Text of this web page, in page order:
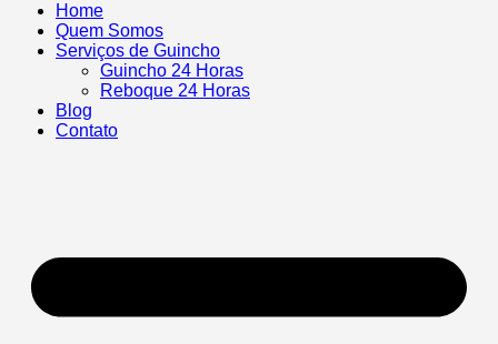
Home
Quem Somos
Serviços de Guincho
Guincho 24 Horas
Reboque 24 Horas
Blog
Contato